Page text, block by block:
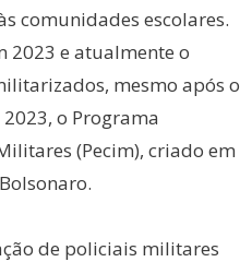
comunidades escolares.
2023 e atualmente o
mesmo após o
o Programa
(Pecim), criado em
de policiais militares